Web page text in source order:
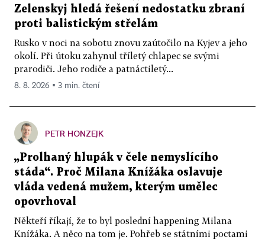
Zelenskyj hledá řešení nedostatku zbraní
proti balistickým střelám
Rusko v noci na sobotu znovu zaútočilo na Kyjev a jeho
okolí. Při útoku zahynul tříletý chlapec se svými
prarodiči. Jeho rodiče a patnáctiletý...
8. 8. 2026 ▪ 3 min. čtení
PETR HONZEJK
„Prolhaný hlupák v čele nemyslícího
stáda“. Proč Milana Knížáka oslavuje
vláda vedená mužem, kterým umělec
opovrhoval
Někteří říkají, že to byl poslední happening Milana
Knížáka. A něco na tom je. Pohřeb se státními poctami